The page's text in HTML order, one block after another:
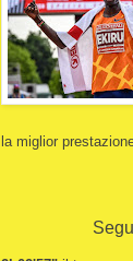
la miglior